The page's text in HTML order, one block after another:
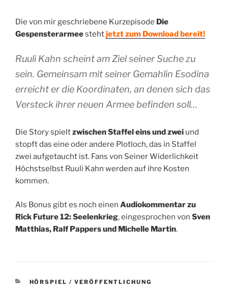
Die von mir geschriebene Kurzepisode Die
Gespensterarmeestehtjetzt zum Download bereit!
Ruuli Kahn scheint am Ziel seiner Suche zu
sein. Gemeinsam mit seiner Gemahlin Esodina
erreicht er die Koordinaten, an denen sich das
Versteck ihrer neuen Armee befinden soll…
Die Story spieltzwischen Staffel eins und zwei und
stopft das eine oder andere Plotloch, das in Staffel
zwei aufgetaucht ist. Fans von Seiner Widerlichkeit
Höchstselbst Ruuli Kahn werden auf ihre Kosten
kommen.
Als Bonus gibt es noch einen Audiokommentar zu
Rick Future 12: Seelenkrieg, eingesprochen von Sven
Matthias, Ralf Pappers und Michelle Martin.
KATEGORIEN
HÖRSPIEL / VERÖFFENTLICHUNG